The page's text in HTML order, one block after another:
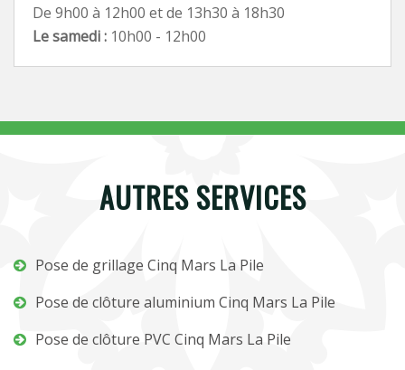
De 9h00 à 12h00 et de 13h30 à 18h30
Le samedi : 10h00 - 12h00
AUTRES SERVICES
Pose de grillage Cinq Mars La Pile
Pose de clôture aluminium Cinq Mars La Pile
Pose de clôture PVC Cinq Mars La Pile